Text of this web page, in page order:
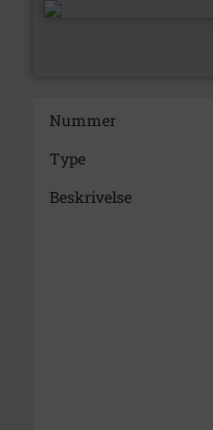
Nummer
Type
Beskrivelse